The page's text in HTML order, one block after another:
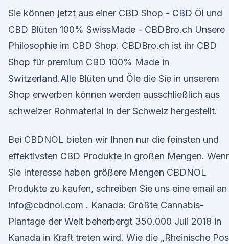
Sie können jetzt aus einer CBD Shop - CBD Öl und
CBD Blüten 100% SwissMade - CBDBro.ch Unsere
Philosophie im CBD Shop. CBDBro.ch ist ihr CBD
Shop für premium CBD 100% Made in
Switzerland.Alle Blüten und Öle die Sie in unserem
Shop erwerben können werden ausschließlich aus
schweizer Rohmaterial in der Schweiz hergestellt.
Bei CBDNOL bieten wir Ihnen nur die feinsten und
effektivsten CBD Produkte in großen Mengen.
Sie Interesse haben größere Mengen CBDNOL
Produkte zu kaufen, schreiben Sie uns eine email an
info@cbdnol.com . Kanada: Größte Cannabis-
Plantage der Welt beherbergt 350.000 Juli 2018 in
Kanada in Kraft treten wird. Wie die „Rheinische